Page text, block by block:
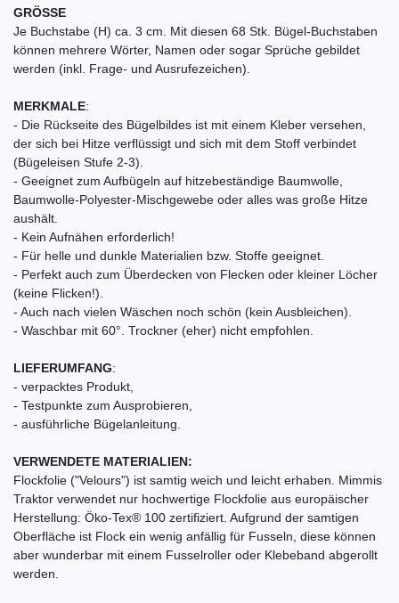
GRÖSSE
Je Buchstabe (H) ca. 3 cm. Mit diesen 68 Stk. Bügel-Buchstaben
können mehrere Wörter, Namen oder sogar Sprüche gebildet
werden (inkl. Frage- und Ausrufezeichen).
MERKMALE:
- Die Rückseite des Bügelbildes ist mit einem Kleber versehen,
der sich bei Hitze verflüssigt und sich mit dem Stoff verbindet
(Bügeleisen Stufe 2-3).
- Geeignet zum Aufbügeln auf hitzebeständige Baumwolle,
Baumwolle-Polyester-Mischgewebe oder alles was große Hitze
aushält.
- Kein Aufnähen erforderlich!
- Für helle und dunkle Materialien bzw. Stoffe geeignet.
- Perfekt auch zum Überdecken von Flecken oder kleiner Löcher
(keine Flicken!).
- Auch nach vielen Wäschen noch schön (kein Ausbleichen).
- Waschbar mit 60°. Trockner (eher) nicht empfohlen.
LIEFERUMFANG:
- verpacktes Produkt,
- Testpunkte zum Ausprobieren,
- ausführliche Bügelanleitung.
VERWENDETE MATERIALIEN:
Flockfolie ("Velours") ist samtig weich und leicht erhaben. Mimmis
Traktor verwendet nur hochwertige Flockfolie aus europäischer
Herstellung: Öko-Tex® 100 zertifiziert. Aufgrund der samtigen
Oberfläche ist Flock ein wenig anfällig für Fusseln, diese können
aber wunderbar mit einem Fusselroller oder Klebeband abgerollt
werden.